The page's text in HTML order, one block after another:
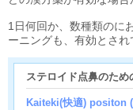
1日何回か、数種類のに
ーニングも、有効とされ
ステロイド点鼻のため
Kaiteki(快適) positon